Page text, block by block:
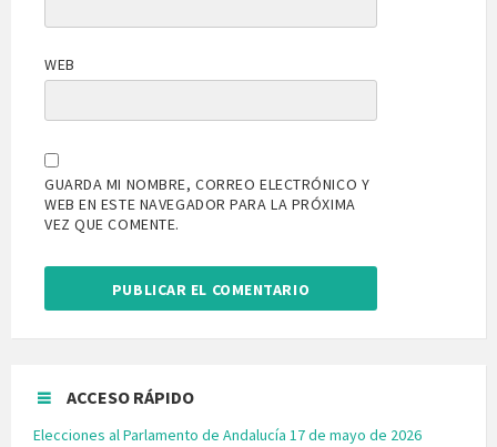
WEB
GUARDA MI NOMBRE, CORREO ELECTRÓNICO Y
WEB EN ESTE NAVEGADOR PARA LA PRÓXIMA
VEZ QUE COMENTE.
ACCESO RÁPIDO
Elecciones al Parlamento de Andalucía 17 de mayo de 2026